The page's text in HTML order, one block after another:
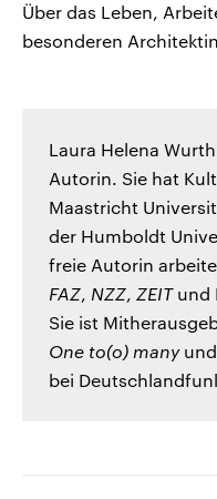
Über das Leben,
besonderen
Laura Helena
Autorin. Sie hat
Maastricht
der Humboldt
freie Autorin
FAZ, NZZ, ZEITund
Sie ist
One to(o) manyund
bei